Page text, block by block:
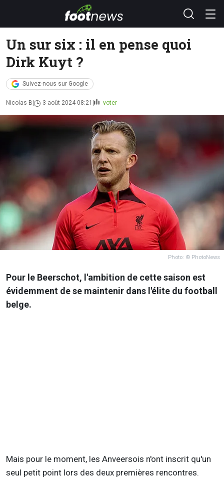
Un sur six : il en pense quoi
Dirk Kuyt ?
Suivez-nous sur Google
Nicolas B 3 août 2024 08:21 voter
Photo: © PhotoNews
Pour le Beerschot, l'ambition de cette saison est
évidemment de se maintenir dans l'élite du football
belge.
Mais pour le moment, les Anveersois n'ont inscrit qu'un
seul petit point lors des deux premières rencontres.